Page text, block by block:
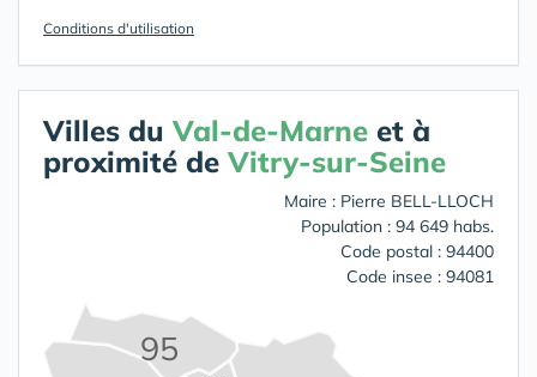
Conditions d'utilisation
Villes du Val-de-Marne et à
proximité de Vitry-sur-Seine
Maire : Pierre BELL-LLOCH
Population : 94 649 habs.
Code postal : 94400
Code insee : 94081
95